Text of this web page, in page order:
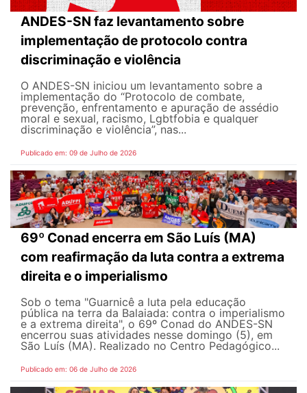
ANDES-SN faz levantamento sobre
implementação de protocolo contra
discriminação e violência
O ANDES-SN iniciou um levantamento sobre a
implementação do “Protocolo de combate,
prevenção, enfrentamento e apuração de assédio
moral e sexual, racismo, Lgbtfobia e qualquer
discriminação e violência”, nas...
Publicado em: 09 de Julho de 2026
69º Conad encerra em São Luís (MA)
com reafirmação da luta contra a extrema
direita e o imperialismo
Sob o tema "Guarnicê a luta pela educação
pública na terra da Balaiada: contra o imperialismo
e a extrema direita", o 69º Conad do ANDES-SN
encerrou suas atividades nesse domingo (5), em
São Luís (MA). Realizado no Centro Pedagógico...
Publicado em: 06 de Julho de 2026